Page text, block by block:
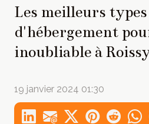
Les meilleurs types
d'hébergement
inoubliable à
19 janvier 2024 01:30